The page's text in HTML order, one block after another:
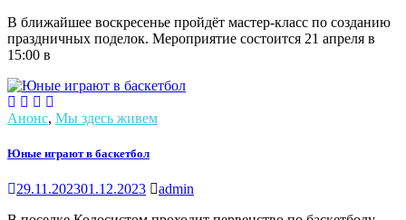
В ближайшее воскресенье пройдёт мастер-класс по созданию
праздничных поделок. Мероприятие состоится 21 апреля в
15:00 в
Анонс, Мы здесь живем
Юные играют в баскетбол
29.11.202301.12.2023
admin